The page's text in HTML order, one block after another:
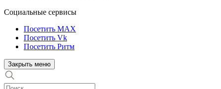
Социальные сервисы
Посетить MAX
Посетить Vk
Посетить Ритм
Закрыть меню